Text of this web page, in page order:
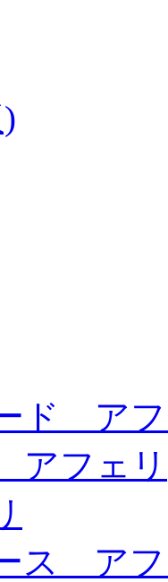
ド ア
アフェリ
ス ア